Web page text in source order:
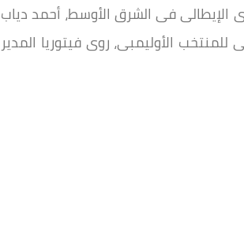
الإيطالى فى الشرق الأوسط، أحمد دياب
الأوليمبى، روى فيتوريا المدير